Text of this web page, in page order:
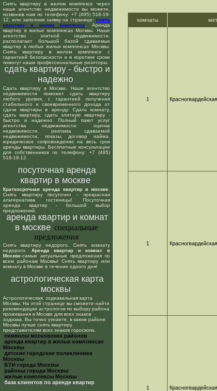
Снять квартиру в жилом комплексе через
наше агентство недвижимости вы можете,
позвонив нам по телефону: +7 (495) 518-19-
12, или заполнив заявку на странице: снять
квартиру в жилом комплексе . Аренда
квартир в жилых комплексах Москвы. Наше
агентство элитной недвижимости,
располагает большой базой сдаваемых
квартир в любых жилых комплексах Москвы.
Снять квартиру в жилом комплексе с
гарантией безопасности и в короткие сроки
помогут наши профессиональные риэлторы.
сдать квартиру - быстро и
надежно
Сдать квартиру в Москве. Наше агентство
недвижимости поможет сдать квартиру
любого уровня, с гарантией получения
стабильного и своевременного дохода от
сдачи квартиры в аренду. Сдать комнату,
сдать квартиру, сдать элитную квартиру -
быстро и надежно. Полный пакет услуг
агентства недвижимости: оценка
недвижимости, реклама сдаваемой
недвижимости, показы, договор найма,
юридическое сопровождение на весь срок
аренды квартиры. Бесплатные консультации
для собственников по телефону: +7 (495)
518-19-12.
посуточная аренда
квартир в москве
Краткосрочная аренда квартир в москве
Снять квартиру посуточно - прекрасная
альтернатива гостиницы! Посуточная
аренда квартир - большой выбор
предложений.
аренда квартир и комнат
в москве специальные
предложения
Снять квартиру недорого. Снять комнату
недорого. Аренда квартир и комнат в
Москве-самые актуальные предложения по
всем районам Москвы! Снять квартиру или
комнату в Москве в течение одного дня!
астрологическая карта
москвы
Астрологическая, зодиакальная карта
Москвы. На этой странице вы сможете найти
рекомендации астрологов по выбору района
проживания в Москве для всех знаков
зодиака. Вы точно узнаете, в каком районе
Москвы лучше снять квартиру
представителям всех знаков гороскопа.
cимволы московских районов
аренда квартир в жилых комплексах
Москвы
детские городские поликлиники
Москвы
БТИ города Москвы
районы города Москвы
жилые комплексы Москвы
база клиентов по аренде квартир
комнаты
1 Красногвардейская
1 Красногвардейская
1 Красногвардейская